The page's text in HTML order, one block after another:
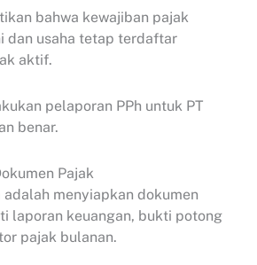
bahwa kewajiban pajak
dan usaha tetap terdaftar
aktif.
pelaporan PPh untuk PT
benar.
Pajak
menyiapkan dokumen
laporan keuangan, bukti potong
pajak bulanan.